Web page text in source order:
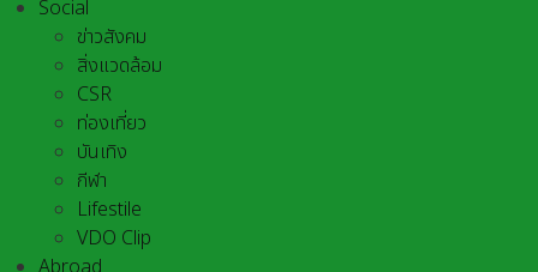
Social
ข่าวสังคม
สิ่งแวดล้อม
CSR
ท่องเที่ยว
บันเทิง
กีฬา
Lifestile
VDO Clip